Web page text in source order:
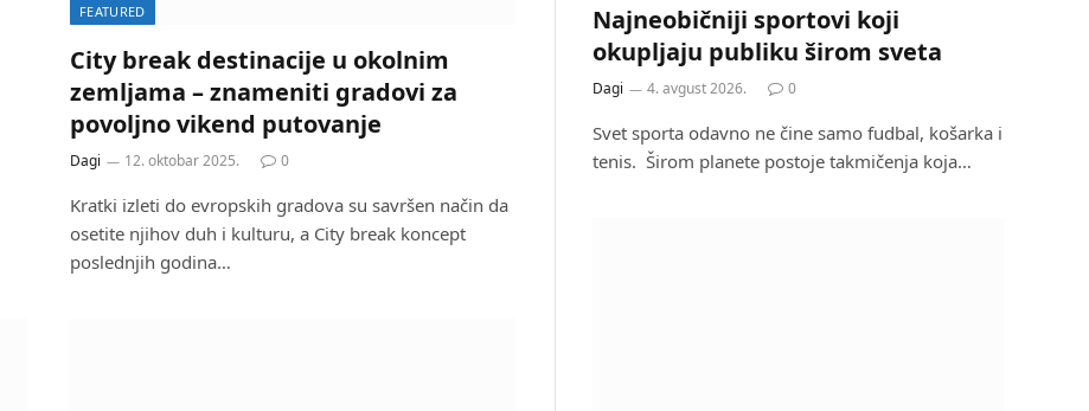
FEATURED
City break destinacije u okolnim
zemljama – znameniti gradovi za
povoljno vikend putovanje
Dagi 12. oktobar 2025. 0
Kratki izleti do evropskih gradova su savršen način da
osetite njihov duh i kulturu, a City break koncept
poslednjih godina…
Najneobičniji sportovi koji
okupljaju publiku širom sveta
Dagi 4. avgust 2026. 0
Svet sporta odavno ne čine samo fudbal, košarka i
tenis. Širom planete postoje takmičenja koja…